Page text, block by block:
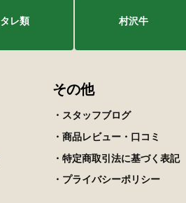
タレ類 村沢牛
その他
・スタッフブログ
・商品レビュー・口コミ
・特定商取引法に基づく表記
・プライバシーポリシー